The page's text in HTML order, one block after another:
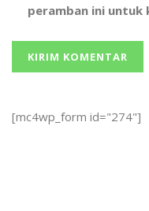
peramban ini
[mc4wp_form id="274"]